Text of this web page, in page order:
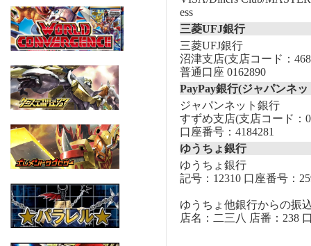
ess
三菱UFJ銀行
三菱UFJ銀行
沼津支店(支店コード：
普通口座 0162890
PayPay銀行(ジャパンネ
ジャパンネット銀行
すずめ支店(支店コード：
口座番号：4184281
ゆうちょ銀行
ゆうちょ銀行
記号：12310 口座番号：
ゆうちょ他銀行からの振
店名：二三八 店番：238